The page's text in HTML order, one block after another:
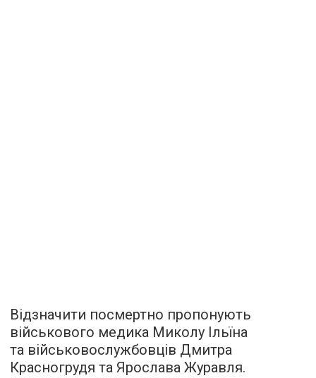
Відзначити посмертно пропонують
військового медика Миколу Ільїна
та військовослужбовців Дмитра
Красногрудя та Ярослава Журавля.